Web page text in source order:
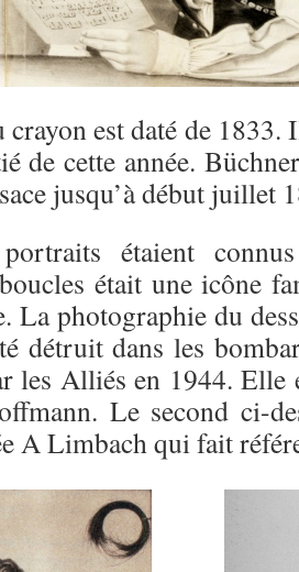
est daté de 1833.
de cette année.
jusqu’à début juillet
étaient
était une icône
La photographie du
détruit dans les
les Alliés en 1944. Elle
Le second ci-
A Limbach qui fait